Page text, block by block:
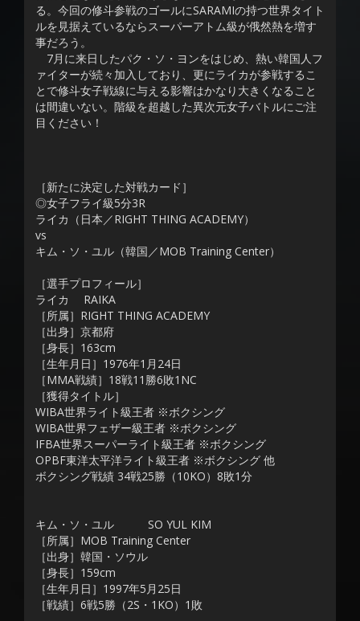
る。今回の修斗参戦のゴールにSARAMIの持つ世界タイト
ルを見据えているならスーパーアトム級が俄然熱を増す
事だろう。
7月に来日したパク・ソ・ヨンをはじめ、熱い韓国人フ
ァイターが続々加入しており、更にライカが参戦するこ
とで修斗女子戦線に与える影響はかなり大きくなること
は間違いない。階級を超越した異次元女子バトルにご注
目ください！
［新たに決定した対戦カード］
◎女子フライ級5分3R
ライカ（日本／RIGHT THING ACADEMY）
vs
キム・ソ・ユル（韓国／MOB Training Center）
［選手プロフィール］
ライカ RAIKA
［所属］RIGHT THING ACADEMY
［出身］京都府
［身長］163cm
［生年月日］1976年1月24日
［MMA戦績］18戦11勝6敗1NC
［獲得タイトル］
WIBA世界ライト級王者 ※ボクシング
WIBA世界フェザー級王者 ※ボクシング
IFBA世界スーパーライト級王者 ※ボクシング
OPBF東洋太平洋ライト級王者 ※ボクシング 他
ボクシング戦績 34戦25勝（10KO）8敗1分
キム・ソ・ユル SO YUL KIM
［所属］MOB Training Center
［出身］韓国・ソウル
［身長］159cm
［生年月日］1997年5月25日
［戦績］6戦5勝（2S・1KO）1敗